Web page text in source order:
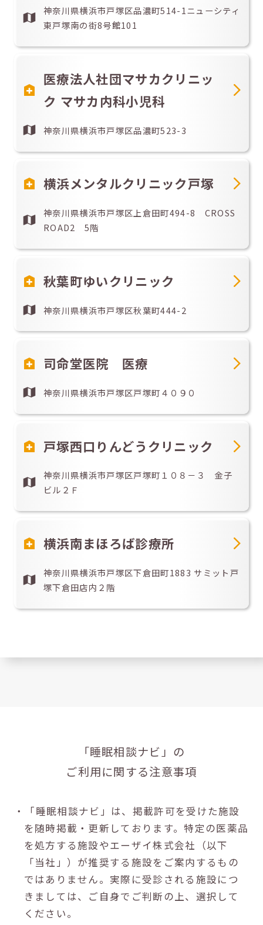
神奈川県横浜市戸塚区品濃町514-1ニューシティ
東戸塚南の街8号館101
医療法人社団マサカクリニッ
ク マサカ内科小児科
神奈川県横浜市戸塚区品濃町523-3
横浜メンタルクリニック戸塚
神奈川県横浜市戸塚区上倉田町494-8 CROSS
ROAD2 5階
秋葉町ゆいクリニック
神奈川県横浜市戸塚区秋葉町444-2
司命堂医院 医療
神奈川県横浜市戸塚区戸塚町４０９０
戸塚西口りんどうクリニック
神奈川県横浜市戸塚区戸塚町１０８－３ 金子
ビル２Ｆ
横浜南まほろば診療所
神奈川県横浜市戸塚区下倉田町1883 サミット戸
塚下倉田店内２階
「睡眠相談ナビ」の
ご利用に関する注意事項
・「睡眠相談ナビ」は、掲載許可を受けた施設
を随時掲載・更新しております。特定の医薬品
を処方する施設やエーザイ株式会社（以下
「当社」）が推奨する施設をご案内するもの
ではありません。実際に受診される施設につ
きましては、ご自身でご判断の上、選択して
ください。